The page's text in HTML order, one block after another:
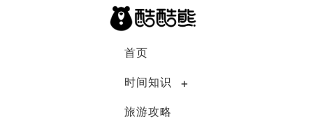
首页
时间知识
旅游攻略
中国